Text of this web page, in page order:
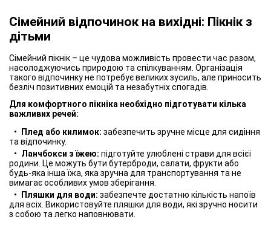
Сімейний відпочинок на вихідні: Пікнік з
дітьми
Сімейний пікнік – це чудова можливість провести час разом,
насолоджуючись природою та спілкуванням. Організація
такого відпочинку не потребує великих зусиль, але приносить
безліч позитивних емоцій та незабутніх спогадів.
Для комфортного пікніка необхідно підготувати кілька
важливих речей:
Плед або килимок: забезпечить зручне місце для сидіння
та відпочинку.
Ланчбокси з їжею: підготуйте улюблені страви для всієї
родини. Це можуть бути бутерброди, салати, фрукти або
будь-яка інша їжа, яка зручна для транспортування та не
вимагає особливих умов зберігання.
Пляшки для води: забезпечте достатню кількість напоїв
для всіх. Використовуйте пляшки для води, які зручно носити
з собою та легко наповнювати.